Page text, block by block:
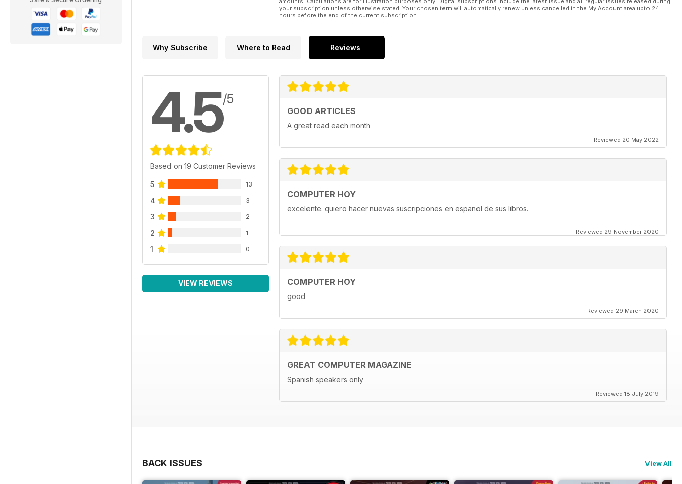
your subscription unless otherwise stated. Your chosen term will automatically renew unless cancelled in the My Account area upto 24
hours before the end of the current subscription.
Why Subscribe Where to Read Reviews
4.5/5
Based on 19 Customer Reviews
5 13
4 3
3 2
2 1
1 0
VIEW REVIEWS
GOOD ARTICLES
A great read each month
Reviewed 20 May 2022
COMPUTER HOY
excelente. quiero hacer nuevas suscripciones en espanol de sus libros.
Reviewed 29 November 2020
COMPUTER HOY
good
Reviewed 29 March 2020
GREAT COMPUTER MAGAZINE
Spanish speakers only
Reviewed 18 July 2019
BACK ISSUES View All